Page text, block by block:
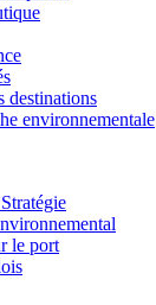
destinations
environnementale
le port